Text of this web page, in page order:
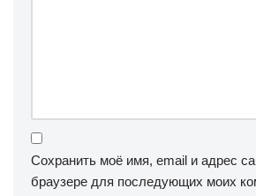
Сохранить моё имя, email и адрес
браузере для последующих моих